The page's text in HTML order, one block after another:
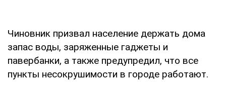
Чиновник призвал население держать дома
запас воды, заряженные гаджеты и
павербанки, а также предупредил, что все
пункты несокрушимости в городе работают.